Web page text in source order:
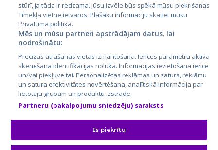
City24.lv
City24.ee
GetaPro.lv
GetaPro.ee
Skelbiu.lt
Autoplius.lt
Aruodas.lt
CVbankas.lt
Kainos.lt
Paslaugos.lt
auto24.ee
Osta.ee
KuldneBörs.ee
stūrī, ja tāda ir redzama. Jūsu izvēle būs spēkā mūsu piekrišanas
Tīmekļa vietne ietvaros. Plašāku informāciju skatiet mūsu
Privātuma politikā.
Mēs un mūsu partneri apstrādājam datus, lai
nodrošinātu:
Precīzas atrašanās vietas izmantošana. Ierīces parametru aktīva
skenēšana identifikācijas nolūkā. Informācijas ievietošana ierīcē
un/vai piekļuve tai. Personalizētas reklāmas un saturs, reklāmu
un satura efektivitātes novērtēšana, analītiskā informācija par
lietotāju grupām un produktu izstrāde.
Partneru (pakalpojumu sniedzēju) saraksts
Es piekrītu